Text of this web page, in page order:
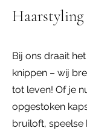
Haarstyling
Bij ons draait
knippen – wij
tot leven! Of je
opgestoken
bruiloft, speelse